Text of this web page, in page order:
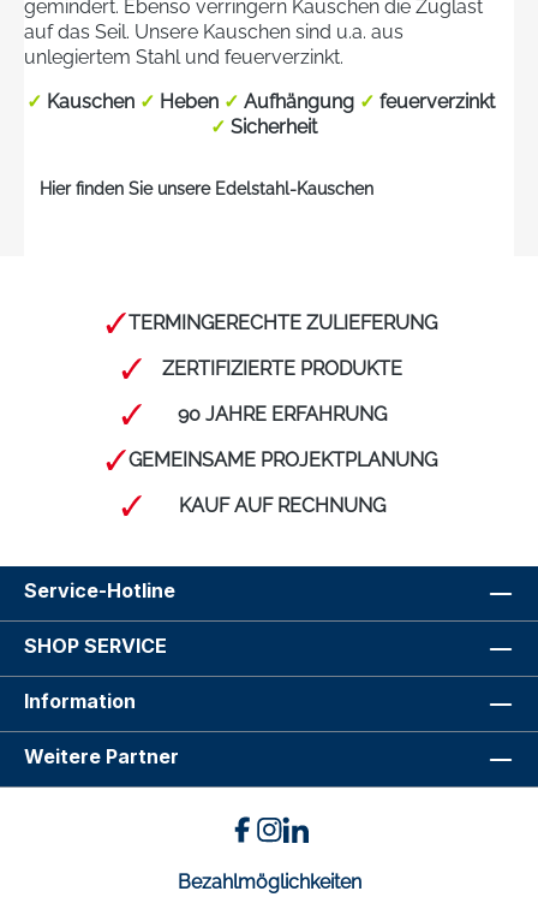
gemindert. Ebenso verringern Kauschen die Zuglast
auf das Seil. Unsere Kauschen sind u.a. aus
unlegiertem Stahl und feuerverzinkt.
✓ Kauschen ✓ Heben ✓ Aufhängung ✓ feuerverzinkt
✓ Sicherheit
Hier finden Sie unsere Edelstahl-Kauschen
TERMINGERECHTE ZULIEFERUNG
ZERTIFIZIERTE PRODUKTE
90 JAHRE ERFAHRUNG
GEMEINSAME PROJEKTPLANUNG
KAUF AUF RECHNUNG
Service-Hotline
SHOP SERVICE
Information
Weitere Partner
Bezahlmöglichkeiten